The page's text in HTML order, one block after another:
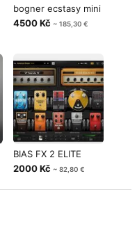
bogner ecstasy mini
4500 Kč ~ 185,30 €
BIAS FX 2 ELITE
2000 Kč ~ 82,80 €